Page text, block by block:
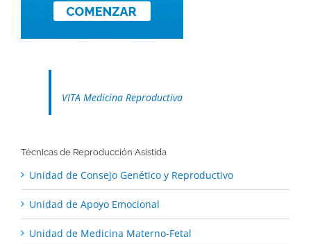
VITA Medicina Reproductiva
Técnicas de Reproducción Asistida
Unidad de Consejo Genético y Reproductivo
Unidad de Apoyo Emocional
Unidad de Medicina Materno-Fetal